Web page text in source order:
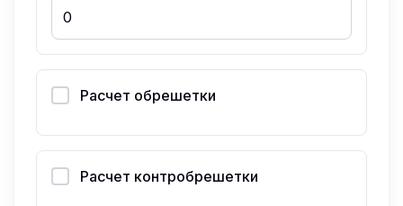
Расчет обрешетки
Расчет контробрешетки